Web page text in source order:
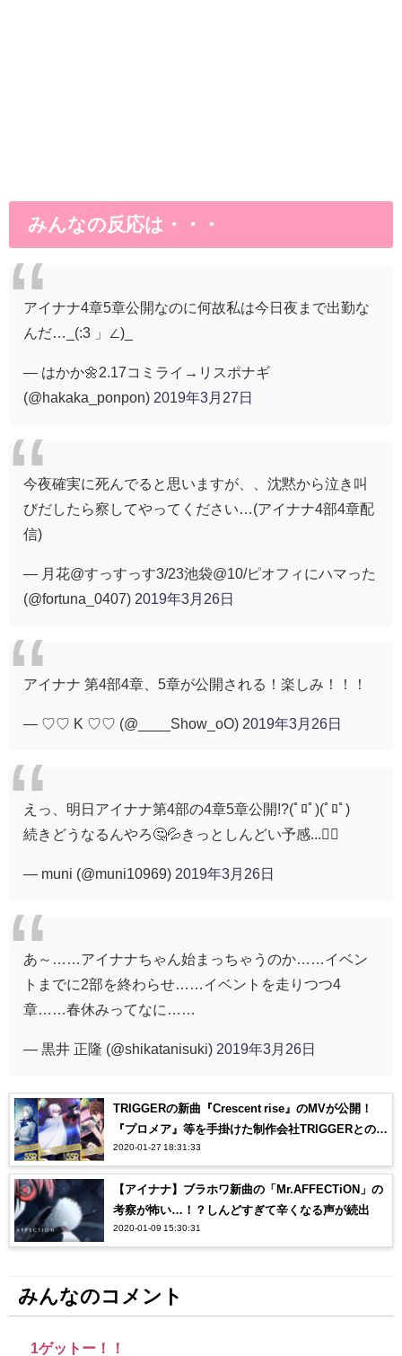
みんなの反応は・・・
アイナナ4章5章公開なのに何故私は今日夜まで出勤な
んだ…_(:3 」∠)_
— はかか🌼2.17コミライ→リスポナギ
(@hakaka_ponpon) 2019年3月27日
今夜確実に死んでると思いますが、、沈黙から泣き叫
びだしたら察してやってください…(アイナナ4部4章配
信)
— 月花@すっすっす3/23池袋@10/ピオフィにハマった
(@fortuna_0407) 2019年3月26日
アイナナ 第4部4章、5章が公開される！楽しみ！！！
— ♡♡ K ♡♡ (@____Show_oO) 2019年3月26日
えっ、明日アイナナ第4部の4章5章公開!?(ﾟﾛﾟ)(ﾟﾛﾟ)
続きどうなるんやろ🤔💦きっとしんどい予感...🤦‍♂️
— muni (@muni10969) 2019年3月26日
あ～……アイナナちゃん始まっちゃうのか……イベン
トまでに2部を終わらせ……イベントを走りつつ4
章……春休みってなに……
— 黒井 正隆 (@shikatanisuki) 2019年3月26日
TRIGGERの新曲『Crescent rise』のMVが公開！
『プロメア』等を手掛けた制作会社TRIGGERとのコ
ラボにオタク感涙…【アイナナ】
2020-01-27 18:31:33
【アイナナ】ブラホワ新曲の「Mr.AFFECTiON」の
考察が怖い…！？しんどすぎて辛くなる声が続出
2020-01-09 15:30:31
みんなのコメント
1ゲットー！！